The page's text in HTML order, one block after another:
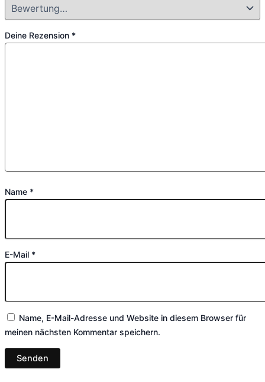
Deine Rezension *
Name *
E-Mail *
Name, E-Mail-Adresse und Website in diesem Browser für
meinen nächsten Kommentar speichern.